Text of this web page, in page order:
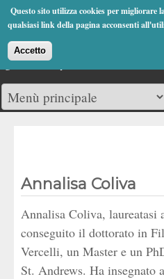
Questo sito utilizza cookies per migliorare
qualsiasi link della pagina acconsenti
Accetto
Jump to Navigation
Annalisa Coliva
Annalisa Coliva, laureatasi
conseguito il dottorato in
Vercelli, un Master e un
St. Andrews. Ha insegnato